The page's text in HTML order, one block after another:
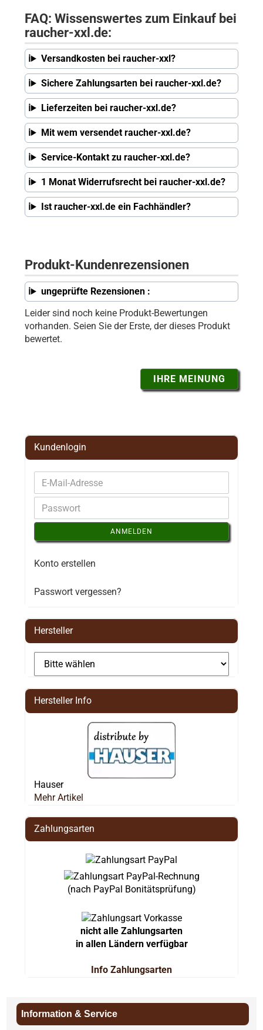
FAQ: Wissenswertes zum Einkauf bei
raucher-xxl.de:
Versandkosten bei raucher-xxl?
Sichere Zahlungsarten bei raucher-xxl.de?
Lieferzeiten bei raucher-xxl.de?
Mit wem versendet raucher-xxl.de?
Service-Kontakt zu raucher-xxl.de?
1 Monat Widerrufsrecht bei raucher-xxl.de?
Ist raucher-xxl.de ein Fachhändler?
Produkt-Kundenrezensionen
ungeprüfte Rezensionen :
Leider sind noch keine Produkt-Bewertungen
vorhanden. Seien Sie der Erste, der dieses Produkt
bewertet.
IHRE MEINUNG
Kundenlogin
ANMELDEN
Konto erstellen
Passwort vergessen?
Hersteller
Hersteller Info
Hauser
Mehr Artikel
Zahlungsarten
(nach PayPal Bonitätsprüfung)
nicht alle Zahlungsarten
in allen Ländern verfügbar
Info Zahlungsarten
Information & Service